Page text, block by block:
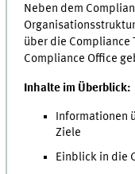
Neben dem
über die Compliance
Compliance Office
Inhalte im Überblick:
Informationen
Ziele
Einblick in die